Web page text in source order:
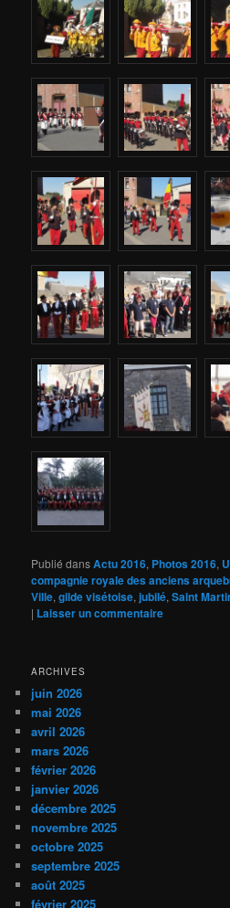
Publié dansActu 2016, Photos 2016,
compagnie royale des anciens
Ville,gilde visétoise,jubilé,Saint
| Laisser un commentaire
ARCHIVES
juin 2026
mai 2026
avril 2026
mars 2026
février 2026
janvier 2026
décembre 2025
novembre 2025
octobre 2025
septembre 2025
août 2025
février 2025